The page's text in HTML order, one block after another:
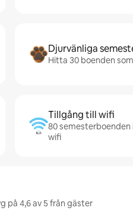
Djurvänliga
Hitta 30 boenden
Tillgång till wifi
80 semesterboenden
wifi
på 4,6 av 5 från gäster